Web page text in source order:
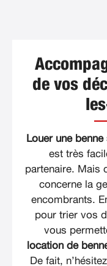
de vos
Louer une
est très
partenaire. Mais
concerne la
encombrants.
pour trier vos
vous
location de
De fait,